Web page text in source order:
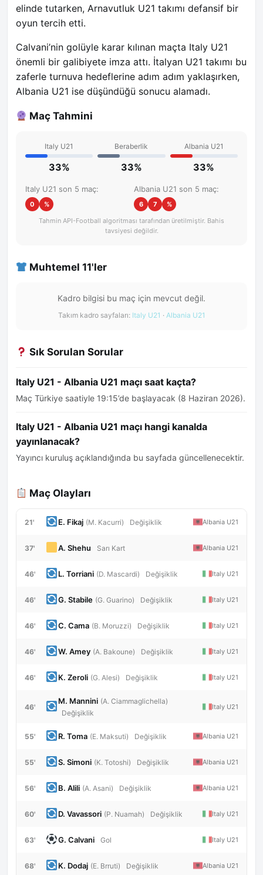
elinde tutarken, Arnavutluk U21 takımı defansif bir
oyun tercih etti.
Calvani’nin golüyle karar kılınan maçta Italy U21
önemli bir galibiyete imza attı. İtalyan U21 takımı bu
zaferle turnuva hedeflerine adım adım yaklaşırken,
Albania U21 ise düşündüğü sonucu alamadı.
Maç Tahmini
Italy U21
33%
Beraberlik
33%
Albania U21
33%
Italy U21 son 5 maç:
0 %
Albania U21 son 5 maç:
6 7 %
Tahmin API-Football algoritması tarafından üretilmiştir. Bahis
tavsiyesi değildir.
Muhtemel 11'ler
Kadro bilgisi bu maç için mevcut değil.
Takım kadro sayfaları: Italy U21 · Albania U21
Sık Sorulan Sorular
Italy U21 - Albania U21 maçı saat kaçta?
Maç Türkiye saatiyle 19:15’de başlayacak (8 Haziran 2026).
Italy U21 - Albania U21 maçı hangi kanalda
yayınlanacak?
Yayıncı kuruluş açıklandığında bu sayfada güncellenecektir.
Maç Olayları
21' E. Fikaj (M. Kacurri) Değişiklik Albania U21
37' A. Shehu Sarı Kart Albania U21
46' L. Torriani (D. Mascardi) Değişiklik Italy U21
46' G. Stabile (G. Guarino) Değişiklik Italy U21
46' C. Cama (B. Moruzzi) Değişiklik Italy U21
46' W. Amey (A. Bakoune) Değişiklik Italy U21
46' K. Zeroli (G. Alesi) Değişiklik Italy U21
46'
M. Mannini (A. Ciammaglichella)
Değişiklik
Italy U21
55' R. Toma (E. Maksuti) Değişiklik Albania U21
55' S. Simoni (K. Totoshi) Değişiklik Albania U21
56' B. Alili (A. Asani) Değişiklik Albania U21
60' D. Vavassori (P. Nuamah) Değişiklik Italy U21
63' G. Calvani Gol Italy U21
68' K. Dodaj (E. Brruti) Değişiklik Albania U21